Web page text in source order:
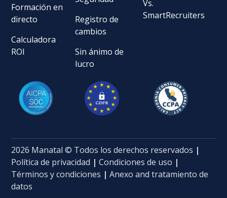
Formación en
directo
Calculadora
ROI
Registro de
cambios
Sin ánimo de
lucro
Vs.
SmartRecruiters
2026 Manatal © Todos los derechos reservados |
Política de privacidad |Condiciones de uso |
Términos y condiciones | Anexo and tratamiento de
datos